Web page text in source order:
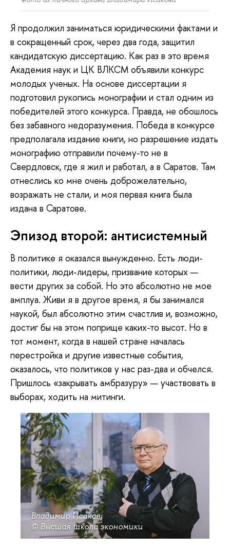
Я продолжил заниматься юридическими фактами и
в сокращенный срок, через два года, защитил
кандидатскую диссертацию. Как раз в это время
Академия наук и ЦК ВЛКСМ объявили конкурс
молодых ученых. На основе диссертации я
подготовил рукопись монографии и стал одним из
победителей этого конкурса. Правда, не обошлось
без забавного недоразумения. Победа в конкурсе
предполагала издание книги, но разрешение издать
монографию отправили почему-то не в
Свердловск, где я жил и работал, а в Саратов. Там
отнеслись ко мне очень доброжелательно,
возражать не стали, и моя первая книга была
издана в Саратове.
Эпизод второй: антисистемный
В политике я оказался вынужденно. Есть люди-
политики, люди-лидеры, призвание которых —
вести других за собой. Но это абсолютно не мое
амплуа. Живи я в другое время, я бы занимался
наукой, был абсолютно этим счастлив и, возможно,
достиг бы на этом поприще каких-то высот. Но в
тот момент, когда в нашей стране началась
перестройка и другие известные события,
оказалось, что политиков у нас раз-два и обчелся.
Пришлось «закрывать амбразуру» — участвовать в
выборах, ходить на митинги.
Владимир Исаков
© Высшая школа экономики